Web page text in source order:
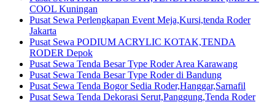
COOL Kuningan
Pusat Sewa Perlengkapan Event Meja,Kursi,tenda Roder
Jakarta
Pusat Sewa PODIUM ACRYLIC KOTAK,TENDA
RODER Depok
Pusat Sewa Tenda Besar Type Roder Area Karawang
Pusat Sewa Tenda Besar Type Roder di Bandung
Pusat Sewa Tenda Bogor Sedia Roder,Hanggar,Sarnafil
Pusat Sewa Tenda Dekorasi Serut,Panggung,Tenda Roder